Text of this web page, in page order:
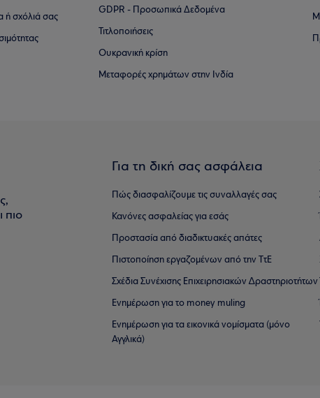
ή σχόλιά σας
GDPR - Προσωπικά Δεδομένα
Τιτλοποιήσεις
Ουκρανική κρίση
Μεταφορές χρημάτων στην Ινδία
πιο
Για τη δική σας ασφάλεια
Πώς διασφαλίζουμε τις συναλλαγές σας
Κανόνες ασφαλείας για εσάς
Προστασία από διαδικτυακές απάτες
Πιστοποίηση εργαζομένων από την ΤτΕ
Σχέδια Συνέχισης Επιχειρησιακών ∆ραστηριοτήτων
Ενημέρωση για το money muling
Ενημέρωση για τα εικονικά νομίσματα (μόνο
Αγγλικά)